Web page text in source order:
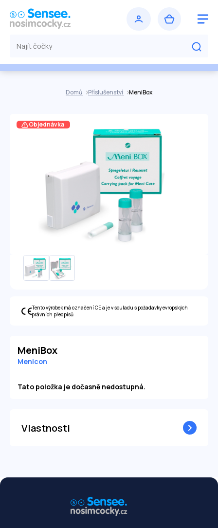
Domů Příslušenství MeniBox
Objednávka
Tento výrobek má označení CE a je v souladu s požadavky evropských
právních předpisů
MeniBox
Menicon
Tato položka je dočasně nedostupná.
Vlastnosti